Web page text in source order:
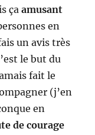
çaamusant
en
un avis très
le but du
fait le
(j’en
en
de courage